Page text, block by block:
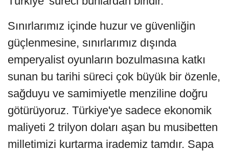
Sınırlarımız içinde huzur ve güvenliğin
güçlenmesine, sınırlarımız dışında
emperyalist oyunların bozulmasına katkı
sunan bu tarihi süreci çok büyük bir özenle,
sağduyu ve samimiyetle menziline doğru
götürüyoruz. Türkiye'ye sadece ekonomik
maliyeti 2 trilyon doları aşan bu musibetten
milletimizi kurtarma irademiz tamdır. Sapa